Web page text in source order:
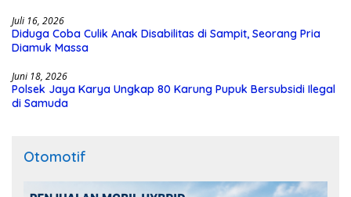
Juli 16, 2026
Diduga Coba Culik Anak Disabilitas di Sampit, Seorang Pria
Diamuk Massa
Juni 18, 2026
Polsek Jaya Karya Ungkap 80 Karung Pupuk Bersubsidi Ilegal
di Samuda
Otomotif